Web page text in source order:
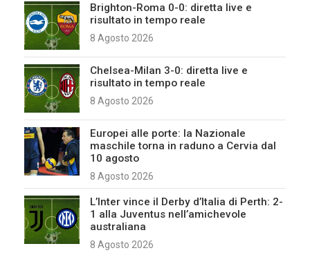
Brighton-Roma 0-0: diretta live e
risultato in tempo reale
8 Agosto 2026
Chelsea-Milan 3-0: diretta live e
risultato in tempo reale
8 Agosto 2026
Europei alle porte: la Nazionale
maschile torna in raduno a Cervia dal
10 agosto
8 Agosto 2026
L’Inter vince il Derby d’Italia di Perth: 2-
1 alla Juventus nell’amichevole
australiana
8 Agosto 2026